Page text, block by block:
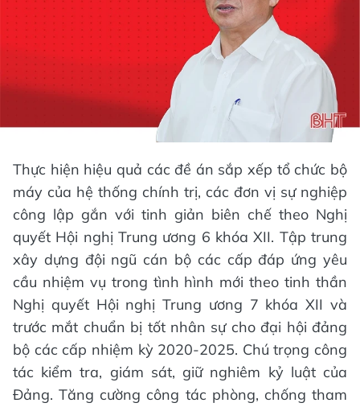
Thực hiện hiệu quả các đề án sắp xếp tổ chức bộ
máy của hệ thống chính trị, các đơn vị sự nghiệp
công lập gắn với tinh giản biên chế theo Nghị
quyết Hội nghị Trung ương 6 khóa XII. Tập trung
xây dựng đội ngũ cán bộ các cấp đáp ứng yêu
cầu nhiệm vụ trong tình hình mới theo tinh thần
Nghị quyết Hội nghị Trung ương 7 khóa XII và
trước mắt chuẩn bị tốt nhân sự cho đại hội đảng
bộ các cấp nhiệm kỳ 2020-2025. Chú trọng công
tác kiểm tra, giám sát, giữ nghiêm kỷ luật của
Đảng. Tăng cường công tác phòng, chống tham